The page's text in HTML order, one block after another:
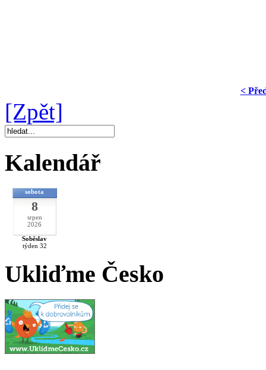
<
[Zpět]
Kalendář
sobota
8
srpen
2026
Soběslav
týden 32
Ukliďme Česko